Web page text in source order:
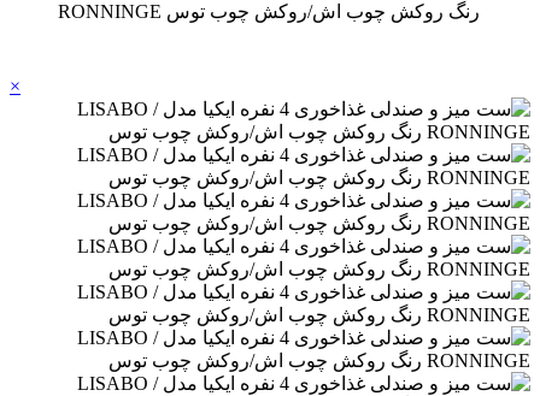
RONNINGE رنگ روکش چوب اش/روکش چوب توس
×